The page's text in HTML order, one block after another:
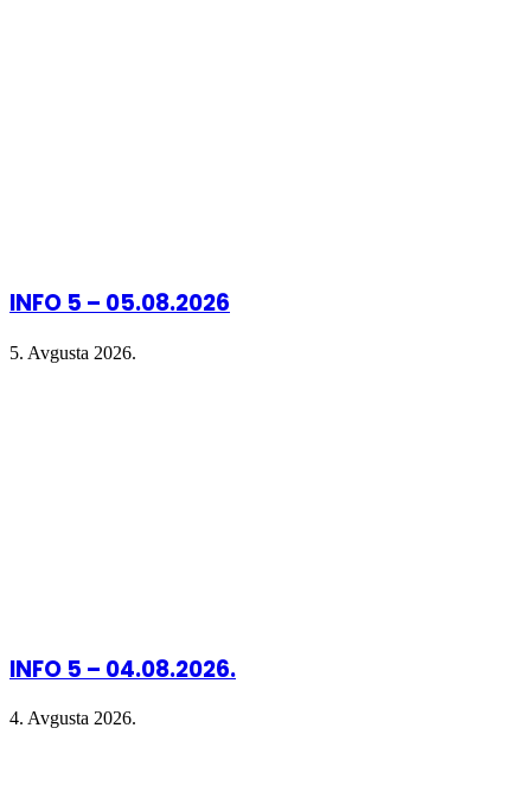
INFO 5 – 05.08.2026
5. Avgusta 2026.
INFO 5 – 04.08.2026.
4. Avgusta 2026.